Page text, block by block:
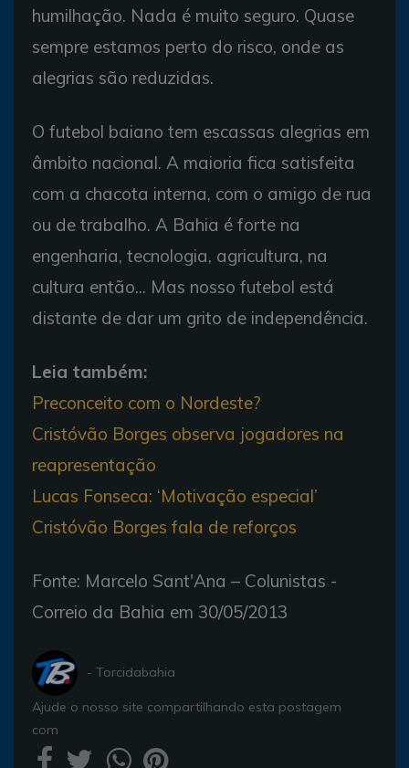
humilhação. Nada é muito seguro. Quase
sempre estamos perto do risco, onde as
alegrias são reduzidas.
O futebol baiano tem escassas alegrias em
âmbito nacional. A maioria fica satisfeita
com a chacota interna, com o amigo de rua
ou de trabalho. A Bahia é forte na
engenharia, tecnologia, agricultura, na
cultura então... Mas nosso futebol está
distante de dar um grito de independência.
Leia também:
Preconceito com o Nordeste?
Cristóvão Borges observa jogadores na
reapresentação
Lucas Fonseca: ‘Motivação especial’
Cristóvão Borges fala de reforços
Fonte: Marcelo Sant'Ana – Colunistas -
Correio da Bahia em 30/05/2013
- Torcidabahia
Ajude o nosso site compartilhando esta postagem
com